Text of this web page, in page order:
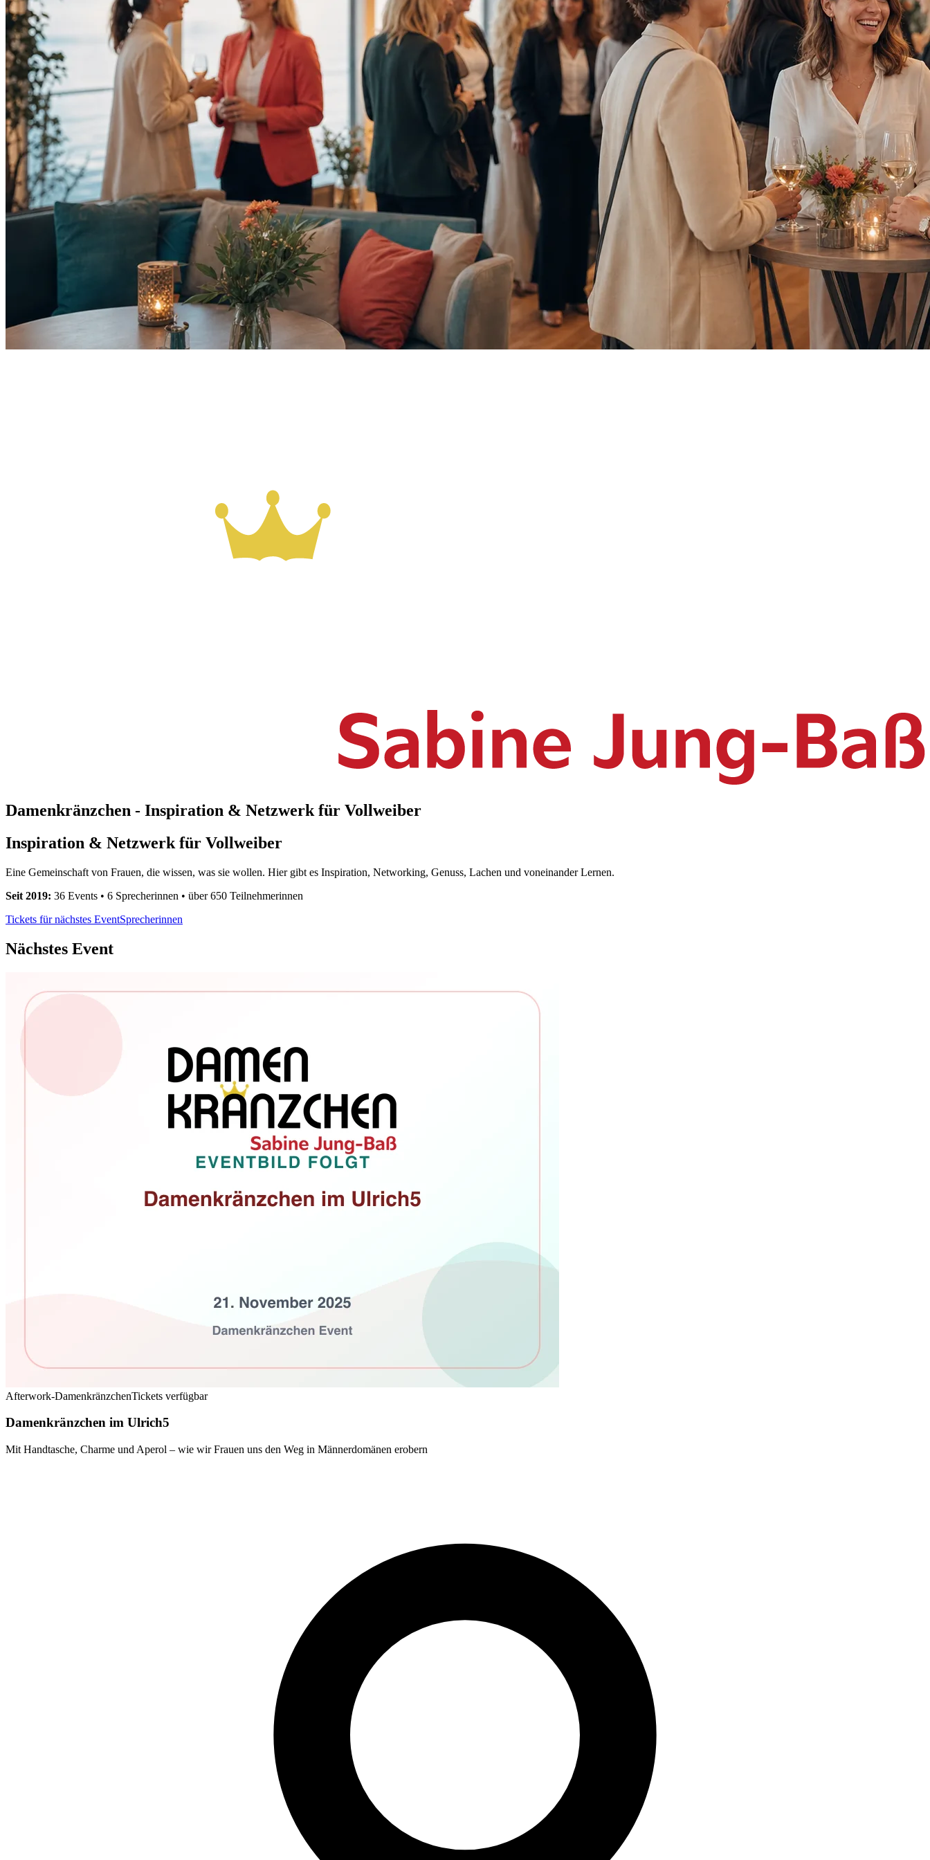
Damenkränzchen - Inspiration & Netzwerk für Vollweiber
Inspiration & Netzwerk für Vollweiber
Eine Gemeinschaft von Frauen, die wissen, was sie wollen. Hier gibt es Inspiration, Networking, Genuss, Lachen und voneinander Lernen.
Seit 2019: 36 Events • 6 Sprecherinnen • über 650 Teilnehmerinnen
Tickets für nächstes EventSprecherinnen
Nächstes Event
Afterwork-DamenkränzchenTickets verfügbar
Damenkränzchen im Ulrich5
Mit Handtasche, Charme und Aperol – wie wir Frauen uns den Weg in Männerdomänen erobern